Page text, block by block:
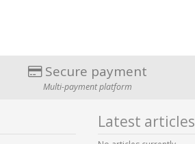
Secure payment
Multi-payment platform
Latest articles